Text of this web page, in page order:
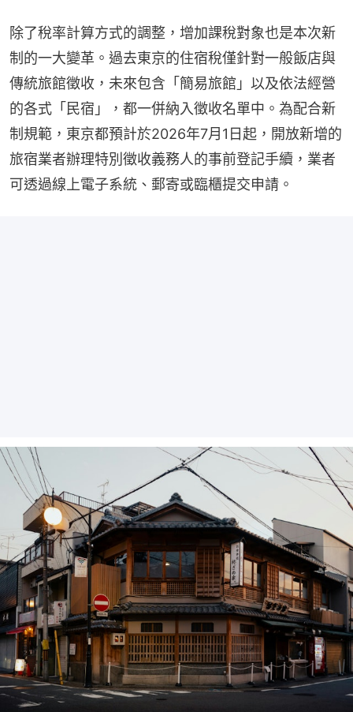
除了稅率計算方式的調整，增加課稅對象也是本次新
制的一大變革。過去東京的住宿稅僅針對一般飯店與
傳統旅館徵收，未來包含「簡易旅館」以及依法經營
的各式「民宿」，都一併納入徵收名單中。為配合新
制規範，東京都預計於2026年7月1日起，開放新增的
旅宿業者辦理特別徵收義務人的事前登記手續，業者
可透過線上電子系統、郵寄或臨櫃提交申請。